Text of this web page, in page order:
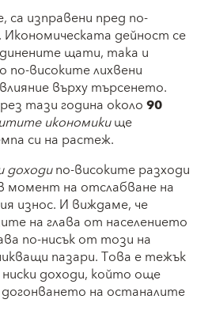
са изправени пред по-
дейност се
щати, така и
високите лихвени
върху търсенето.
тази година около90
икономикище
си на растеж.
доходипо-високите разходи
момент на отслабване на
износ. И виждаме, че
на глава от населението
по-нисък от този на
пазари. Това е тежък
доходи, който още
на останалите